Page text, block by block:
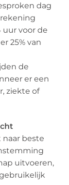
dag
voor de
25% van
de
er een
ziekte of
naar beste
uitvoeren,